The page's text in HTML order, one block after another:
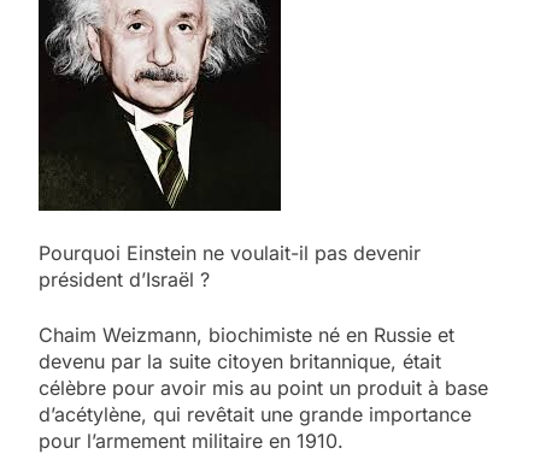
Pourquoi Einstein ne voulait-il pas devenir
président d’Israël ?
Chaim Weizmann, biochimiste né en Russie et
devenu par la suite citoyen britannique, était
célèbre pour avoir mis au point un produit à base
d’acétylène, qui revêtait une grande importance
pour l’armement militaire en 1910.